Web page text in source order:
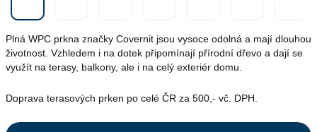
Plná WPC prkna značky Covernit jsou vysoce odolná a mají dlouhou
životnost. Vzhledem i na dotek připomínají přírodní dřevo a dají se
využít na terasy, balkony, ale i na celý exteriér domu.
Doprava terasových prken po celé ČR za 500,- vč. DPH.